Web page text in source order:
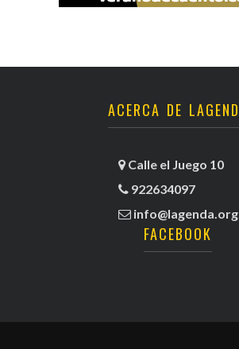
ACERCA DE
Calle el Juego 10
922634097
info@lagenda.org
FACEBOOK